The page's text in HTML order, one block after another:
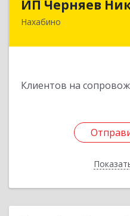
ИП Черняев
Нахабино
Клиентов на
143430,